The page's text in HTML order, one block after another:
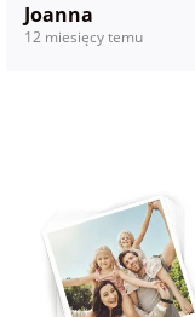
Joanna
12 miesięcy temu